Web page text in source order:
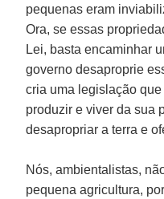
pequenas eram
Ora, se essas
Lei, basta encaminhar
governo desaproprie
cria uma legislação
produzir e viver da sua
desapropriar a terra e
Nós, ambientalistas,
pequena agricultura,